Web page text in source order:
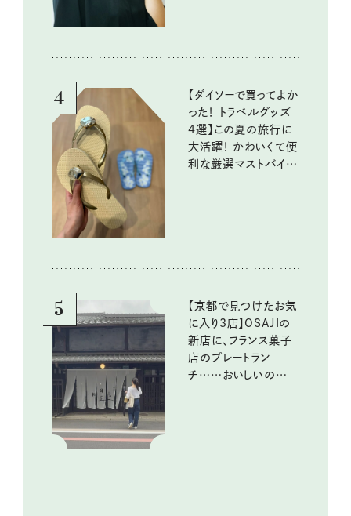
4
【ダイソーで買ってよか
った！ トラベルグッズ
4選】この夏の旅行に
大活躍！ かわいくて便
利な厳選マストバイア
5
【京都で見つけたお気
に入り3店】OSAJIの
新店に、フランス菓子
店のプレートラン
チ……おいしいのんび